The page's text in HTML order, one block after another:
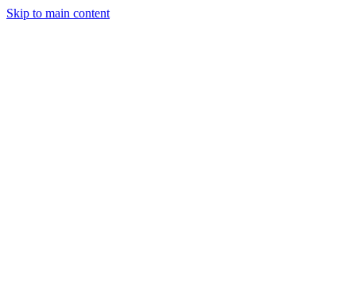
Skip to main content